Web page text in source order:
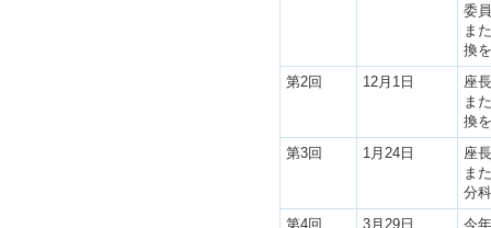
委
ま
換
第2回
12月1日
座
ま
換
第3回
1月24日
座
ま
分
第4回
3月29日
今